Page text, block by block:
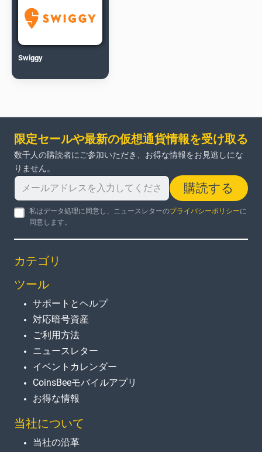
Swiggy
限定セールや最新の仮想通貨情報を受け取る
数千人の購読者にご参加いただき、お得な情報をお見逃しにな
りません。
購読する
私はデータ処理に同意し、ニュースレターのプライバシーポリシーに
同意します。
カテゴリ
ツール
サポートとヘルプ
対応暗号資産
ご利用方法
ニュースレター
イベントカレンダー
CoinsBeeモバイルアプリ
お得な情報
当社について
当社の沿革